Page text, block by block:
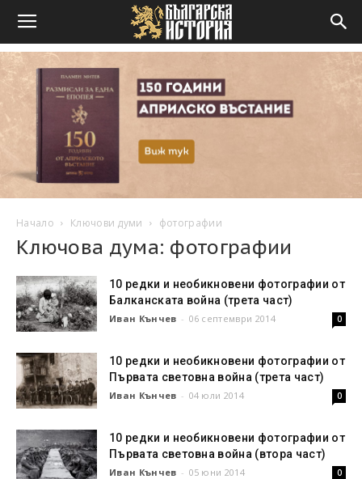
Начало Ключови думи фотографии
Ключова дума: фотографии
10 редки и необикновени фотографии от
Балканската война (трета част)
Иван Кънчев - 06 септември 2014 0
10 редки и необикновени фотографии от
Първата световна война (трета част)
Иван Кънчев - 04 юли 2014 0
10 редки и необикновени фотографии от
Първата световна война (втора част)
Иван Кънчев - 05 юни 2014 0